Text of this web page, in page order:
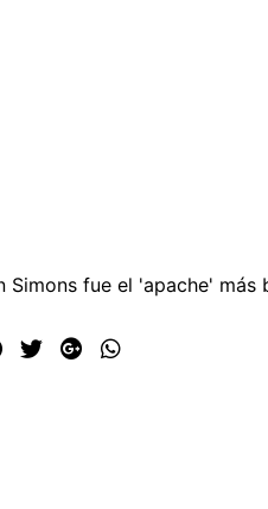
Simons fue el 'apache' más